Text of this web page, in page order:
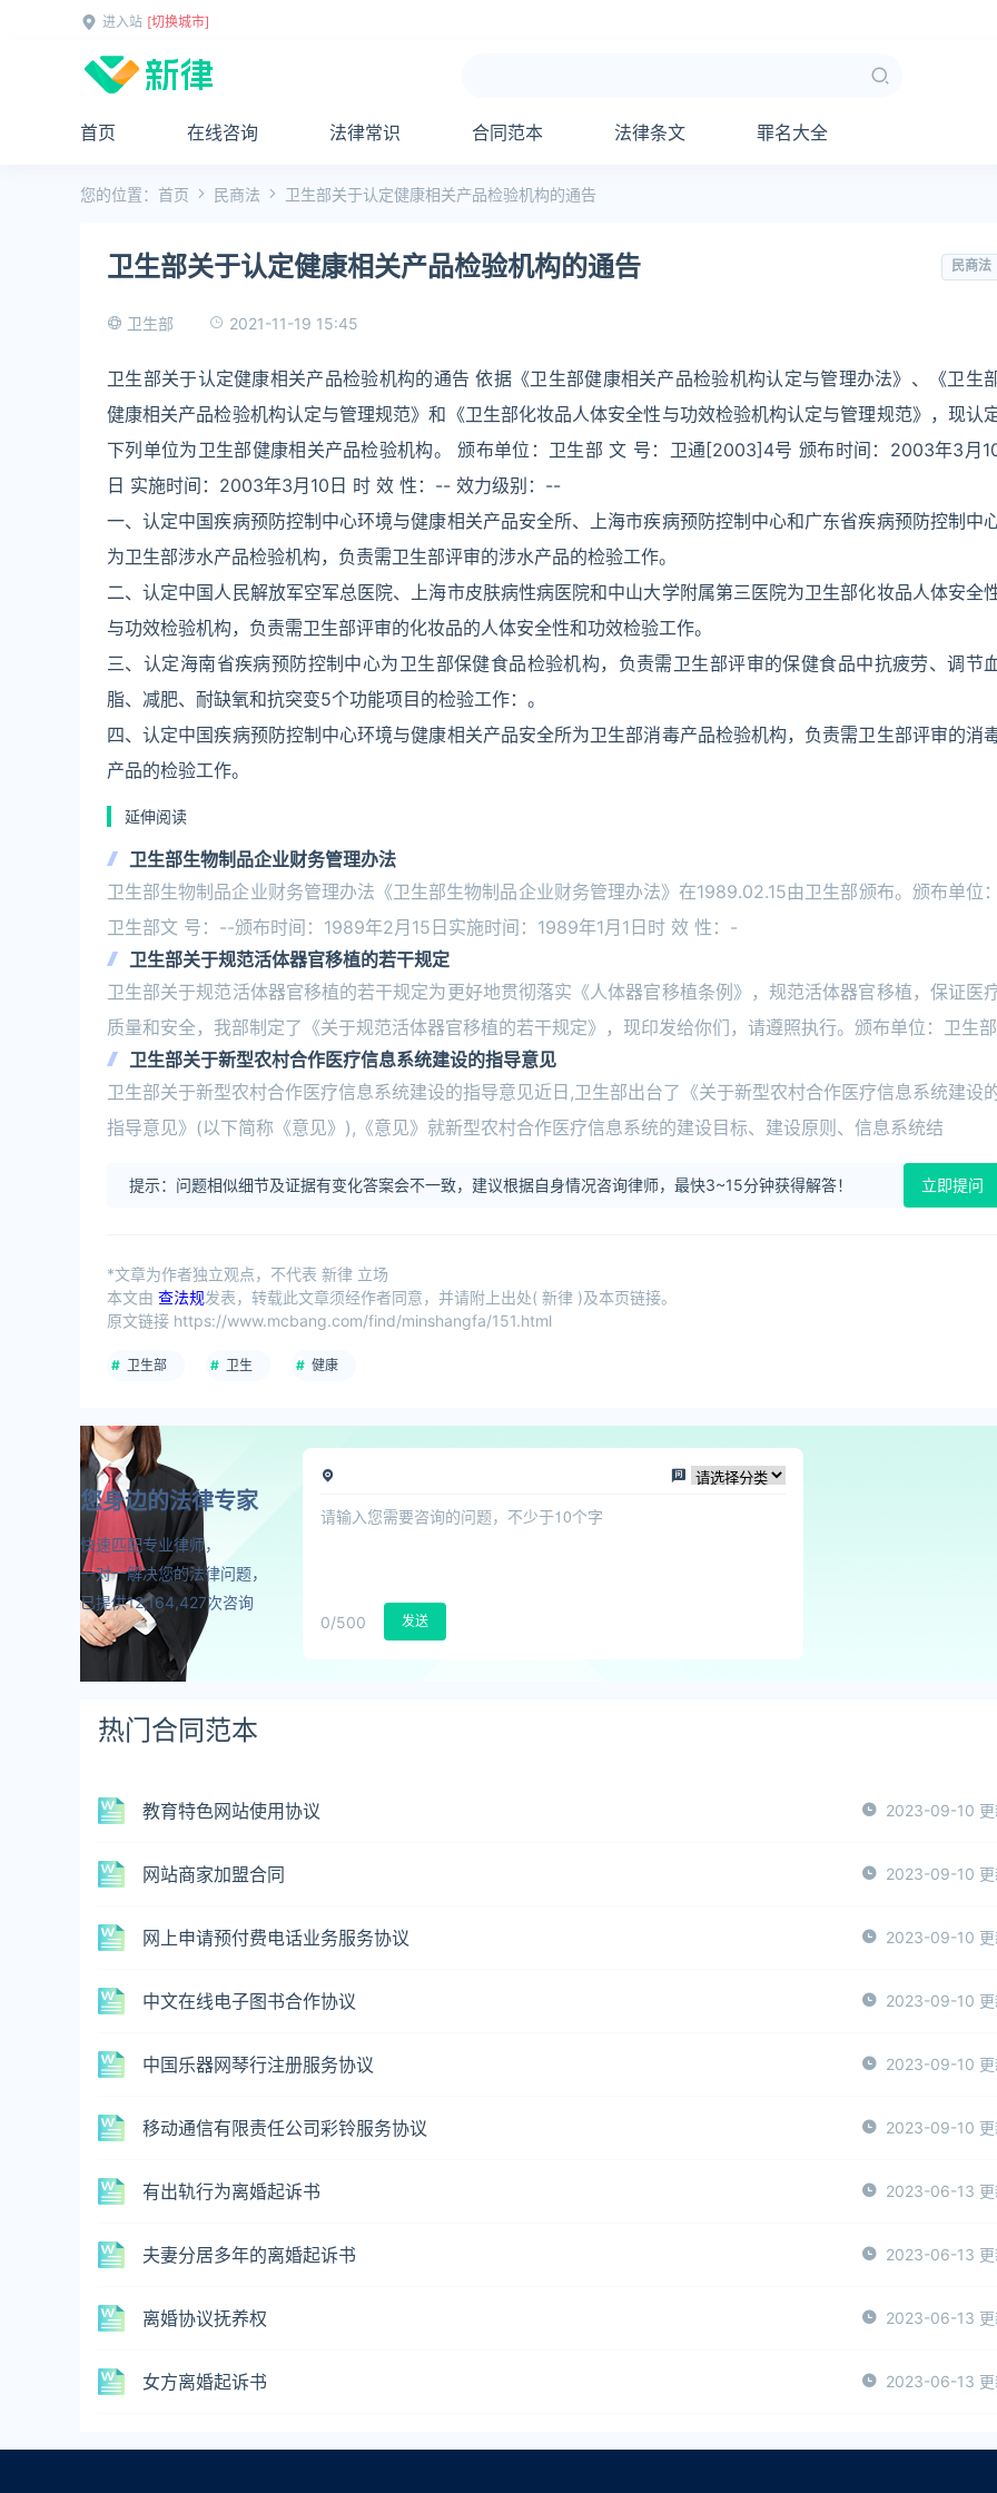
进入站 [切换城市]
首页 在线咨询 法律常识 合同范本 法律条文 罪名大全
您的位置： 首页 民商法 卫生部关于认定健康相关产品检验机构的通告
卫生部关于认定健康相关产品检验机构的通告 民商法
卫生部 2021-11-19 15:45
卫生部关于认定健康相关产品检验机构的通告 依据《卫生部健康相关产品检验机构认定与管理办法》、《卫生
健康相关产品检验机构认定与管理规范》和《卫生部化妆品人体安全性与功效检验机构认定与管理规范》，现认
下列单位为卫生部健康相关产品检验机构。 颁布单位：卫生部 文 号：卫通[2003]4号 颁布时间：2003年3月
日 实施时间：2003年3月10日 时 效 性：-- 效力级别：--
一、认定中国疾病预防控制中心环境与健康相关产品安全所、上海市疾病预防控制中心和广东省疾病预防控制中
为卫生部涉水产品检验机构，负责需卫生部评审的涉水产品的检验工作。
二、认定中国人民解放军空军总医院、上海市皮肤病性病医院和中山大学附属第三医院为卫生部化妆品人体安全
与功效检验机构，负责需卫生部评审的化妆品的人体安全性和功效检验工作。
三、认定海南省疾病预防控制中心为卫生部保健食品检验机构，负责需卫生部评审的保健食品中抗疲劳、调节
脂、减肥、耐缺氧和抗突变5个功能项目的检验工作：。
四、认定中国疾病预防控制中心环境与健康相关产品安全所为卫生部消毒产品检验机构，负责需卫生部评审的消
产品的检验工作。
延伸阅读
卫生部生物制品企业财务管理办法
卫生部生物制品企业财务管理办法《卫生部生物制品企业财务管理办法》在1989.02.15由卫生部颁布。颁布单位
卫生部文 号：--颁布时间：1989年2月15日实施时间：1989年1月1日时 效 性：-
卫生部关于规范活体器官移植的若干规定
卫生部关于规范活体器官移植的若干规定为更好地贯彻落实《人体器官移植条例》，规范活体器官移植，保证医
质量和安全，我部制定了《关于规范活体器官移植的若干规定》，现印发给你们，请遵照执行。颁布单位：卫生部
卫生部关于新型农村合作医疗信息系统建设的指导意见
卫生部关于新型农村合作医疗信息系统建设的指导意见近日,卫生部出台了《关于新型农村合作医疗信息系统建设
指导意见》(以下简称《意见》),《意见》就新型农村合作医疗信息系统的建设目标、建设原则、信息系统结
提示：问题相似细节及证据有变化答案会不一致，建议根据自身情况咨询律师，最快3~15分钟获得解答！ 立即提问
*文章为作者独立观点，不代表 新律 立场
本文由 查法规发表，转载此文章须经作者同意，并请附上出处( 新律 )及本页链接。
原文链接 https://www.mcbang.com/find/minshangfa/151.html
卫生部 卫生 健康
您身边的法律专家
快速匹配专业律师，
一对一解决您的法律问题，
已提供12,164,427次咨询
0/500 发送
热门合同范本
教育特色网站使用协议 2023-09-10 更
网站商家加盟合同 2023-09-10 更
网上申请预付费电话业务服务协议 2023-09-10 更
中文在线电子图书合作协议 2023-09-10 更
中国乐器网琴行注册服务协议 2023-09-10 更
移动通信有限责任公司彩铃服务协议 2023-09-10 更
有出轨行为离婚起诉书 2023-06-13 更
夫妻分居多年的离婚起诉书 2023-06-13 更
离婚协议抚养权 2023-06-13 更
女方离婚起诉书 2023-06-13 更